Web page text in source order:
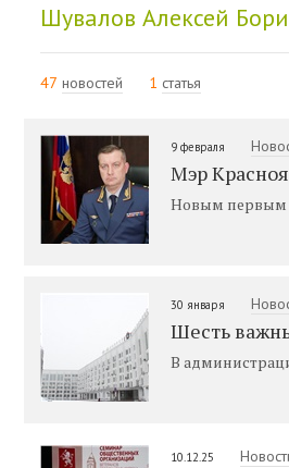
Шувалов Алексей
47 новостей 1 статья
9 февраля
Мэр
Новым первым
30 января
Шесть
В
10.12.25